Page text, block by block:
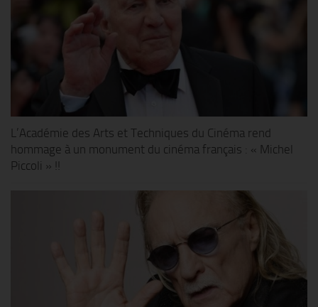
L’Académie des Arts et Techniques du Cinéma rend
hommage à un monument du cinéma français : « Michel
Piccoli » !!